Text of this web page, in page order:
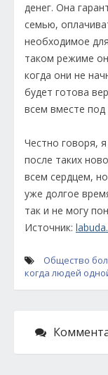
денег. Она
семью,
необходимое
таком режиме
когда они не
будет готова
всем вместе
Честно говоря,
после таких
всем сердцем,
уже долгое
так и не могу
Источник:
Общество
когда людей